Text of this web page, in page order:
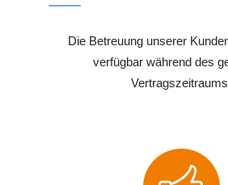
Die Betreuung unserer
verfügbar während des